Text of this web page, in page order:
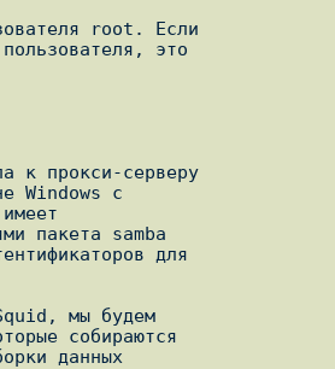
root. Если
это
к прокси-серверу
Windows с
пакета samba
для
мы будем
собираются
данных